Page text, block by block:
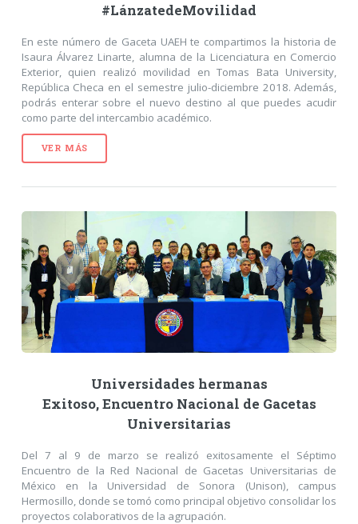
#LánzatedeMovilidad
En este número de Gaceta UAEH te compartimos la historia de
Isaura Álvarez Linarte, alumna de la Licenciatura en Comercio
Exterior, quien realizó movilidad en Tomas Bata University,
República Checa en el semestre julio-diciembre 2018. Además,
podrás enterar sobre el nuevo destino al que puedes acudir
como parte del intercambio académico.
VER MÁS
Universidades hermanas
Exitoso, Encuentro Nacional de Gacetas
Universitarias
Del 7 al 9 de marzo se realizó exitosamente el Séptimo
Encuentro de la Red Nacional de Gacetas Universitarias de
México en la Universidad de Sonora (Unison), campus
Hermosillo, donde se tomó como principal objetivo consolidar los
proyectos colaborativos de la agrupación.